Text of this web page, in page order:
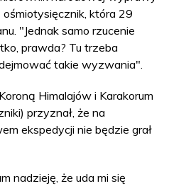
która 29
"Jednak samo rzucenie
prawda? Tu trzeba
takie wyzwania".
Himalajów i Karakorum
przyznał, że na
ekspedycji nie będzie grał
nadzieję, że uda mi się